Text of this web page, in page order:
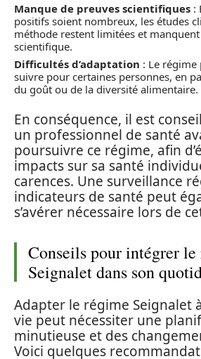
Manque de preuves scientifiques :
positifs soient nombreux, les études
méthode restent limitées et
scientifique.
Difficultés d’adaptation : Le
suivre pour certaines personnes, en
du goût ou de la diversité alimentaire.
En conséquence, il est
un professionnel de santé
poursuivre ce régime, afin
impacts sur sa santé
carences. Une surveillance
indicateurs de santé peut
s’avérer nécessaire lors de
Conseils pour intégrer le
Seignalet dans son
Adapter le régime Seignalet
vie peut nécessiter une
minutieuse et des
Voici quelques